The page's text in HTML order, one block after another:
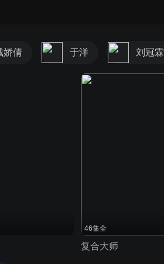
娇倩 于洋 刘冠霖
46集全
复合大师